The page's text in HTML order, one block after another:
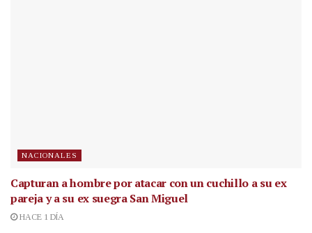
NACIONALES
Capturan a hombre por atacar con un cuchillo a su ex
pareja y a su ex suegra San Miguel
HACE 1 DÍA